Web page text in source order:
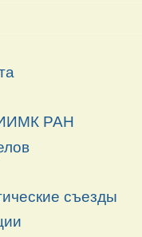
ИИМК РАН
съезды